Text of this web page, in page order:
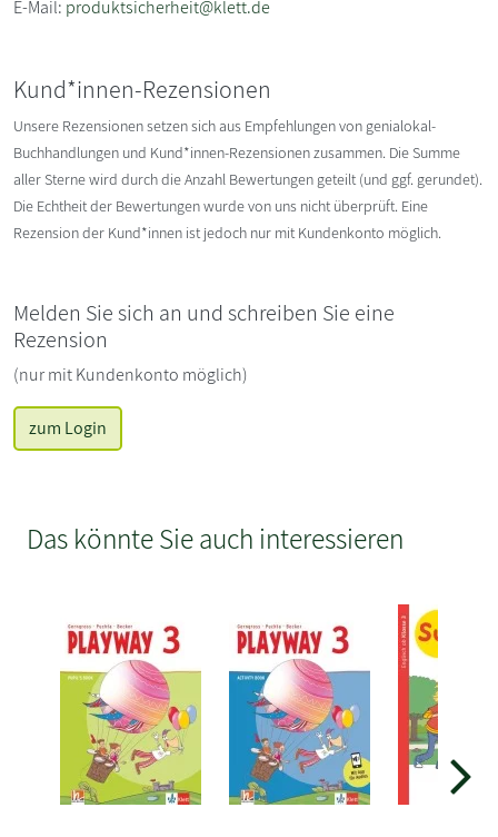
E-Mail: produktsicherheit@klett.de
Kund*innen-Rezensionen
Unsere Rezensionen setzen sich aus Empfehlungen von genialokal-
Buchhandlungen und Kund*innen-Rezensionen zusammen. Die Summe
aller Sterne wird durch die Anzahl Bewertungen geteilt (und ggf. gerundet).
Die Echtheit der Bewertungen wurde von uns nicht überprüft. Eine
Rezension der Kund*innen ist jedoch nur mit Kundenkonto möglich.
Melden Sie sich an und schreiben Sie eine
Rezension
(nur mit Kundenkonto möglich)
zum Login
Das könnte Sie auch interessieren